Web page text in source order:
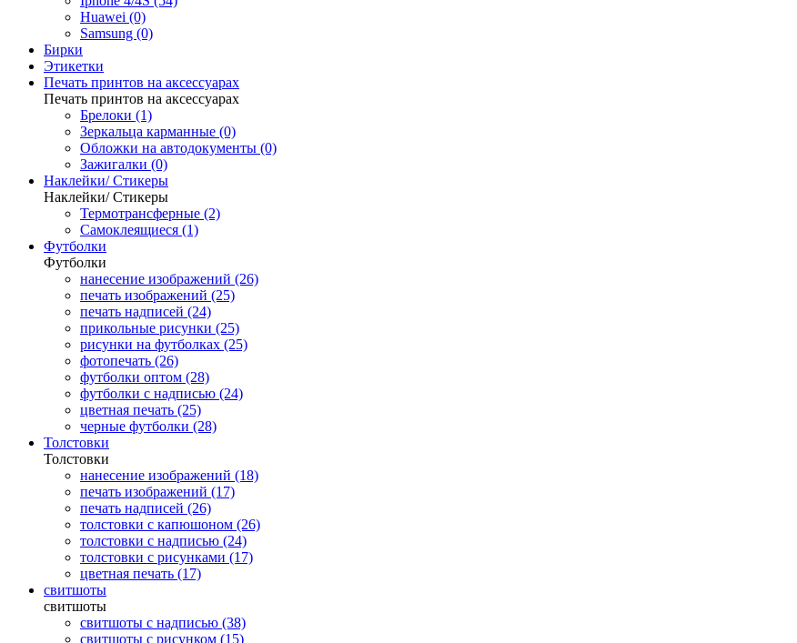
Huawei (0)
Samsung (0)
Бирки
Этикетки
Печать принтов на аксессуарах
Печать принтов на аксессуарах
Брелоки (1)
Зеркальца карманные (0)
Обложки на автодокументы (0)
Зажигалки (0)
Наклейки/ Стикеры
Наклейки/ Стикеры
Термотрансферные (2)
Самоклеящиеся (1)
Футболки
Футболки
нанесение изображений (26)
печать изображений (25)
печать надписей (24)
прикольные рисунки (25)
рисунки на футболках (25)
фотопечать (26)
футболки оптом (28)
футболки с надписью (24)
цветная печать (25)
черные футболки (28)
Толстовки
Толстовки
нанесение изображений (18)
печать изображений (17)
печать надписей (26)
толстовки с капюшоном (26)
толстовки с надписью (24)
толстовки с рисунками (17)
цветная печать (17)
свитшоты
свитшоты
свитшоты с надписью (38)
свитшоты с рисунком (15)